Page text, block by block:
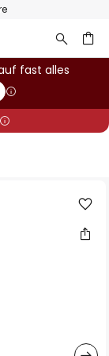
fast alles